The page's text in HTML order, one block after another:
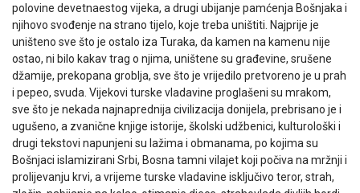
polovine devetnaestog vijeka, a drugi ubijanje pamćenja Bošnjaka i
njihovo svođenje na strano tijelo, koje treba uništiti. Najprije je
uništeno sve što je ostalo iza Turaka, da kamen na kamenu nije
ostao, ni bilo kakav trag o njima, uništene su građevine, srušene
džamije, prekopana groblja, sve što je vrijedilo pretvoreno je u prah
i pepeo, svuda. Vijekovi turske vladavine proglašeni su mrakom,
sve što je nekada najnaprednija civilizacija donijela, prebrisano je i
ugušeno, a zvanične knjige istorije, školski udžbenici, kulturološki i
drugi tekstovi napunjeni su lažima i obmanama, po kojima su
Bošnjaci islamizirani Srbi, Bosna tamni vilajet koji počiva na mržnji i
prolijevanju krvi, a vrijeme turske vladavine isključivo teror, strah,